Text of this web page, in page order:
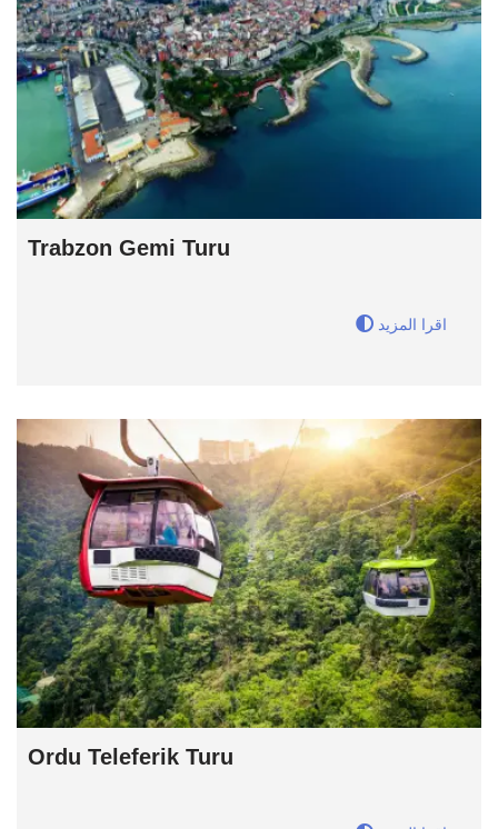
Trabzon Gemi Turu
اقرا المزيد
Ordu Teleferik Turu